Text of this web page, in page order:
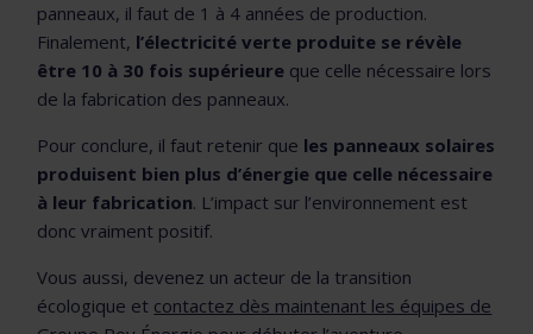
panneaux, il faut de 1 à 4 années de production.
Finalement, l’électricité verte produite se révèle
être 10 à 30 fois supérieure que celle nécessaire lors
de la fabrication des panneaux.
Pour conclure, il faut retenir que les panneaux solaires
produisent bien plus d’énergie que celle nécessaire
à leur fabrication. L’impact sur l’environnement est
donc vraiment positif.
Vous aussi, devenez un acteur de la transition
écologique et contactez dès maintenant les équipes de